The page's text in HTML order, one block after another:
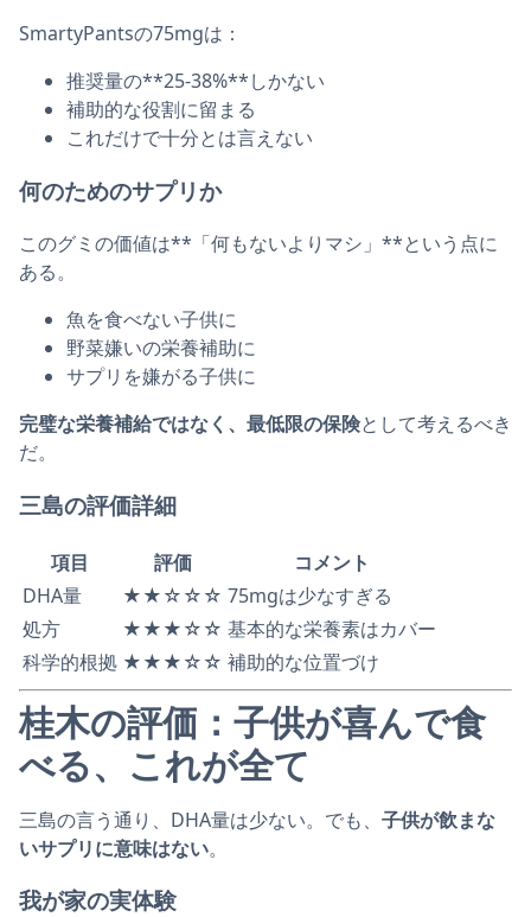
SmartyPantsの75mgは：
推奨量の**25-38%**しかない
補助的な役割に留まる
これだけで十分とは言えない
何のためのサプリか
このグミの価値は**「何もないよりマシ」**という点に
ある。
魚を食べない子供に
野菜嫌いの栄養補助に
サプリを嫌がる子供に
完璧な栄養補給ではなく、最低限の保険として考えるべき
だ。
三島の評価詳細
項目 評価
コメント
DHA量
★★☆☆☆ 75mgは少なすぎる
処方
★★★☆☆ 基本的な栄養素はカバー
科学的根拠 ★★★☆☆ 補助的な位置づけ
桂木の評価：子供が喜んで食
べる、これが全て
三島の言う通り、DHA量は少ない。でも、 子供が飲まな
いサプリに意味はない。
我が家の実体験